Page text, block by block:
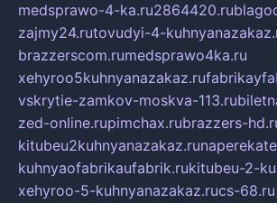
medsprawo-4-ka.ru2864420.ru
zajmy24.rutovudyi-4-
brazzerscom.rumedsprawo4ka.ru
xehyroo5kuhnyanazakaz.ru
vskrytie-zamkov-moskva-113.ru
zed-online.rupimchax.rubrazzers-
kitubeu2kuhnyanazakaz.ru
kuhnyaofabrikaufabrik.rukitubeu-2-
xehyroo-5-kuhnyanazakaz.rucs-68.ru